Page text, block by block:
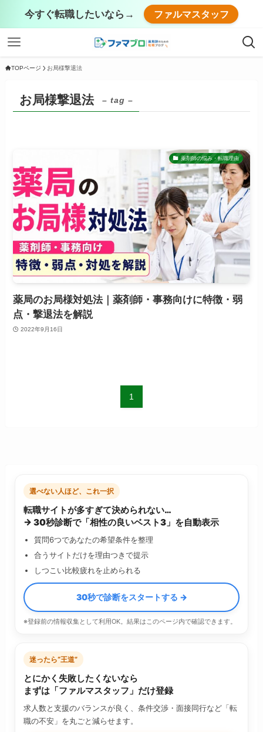
今すぐ転職したいなら→ ファルマスタッフ
TOPページ お局様撃退法
お局様撃退法 – tag –
薬剤師の悩み・転職理由
薬局のお局様対処法｜薬剤師・事務向けに特徴・弱
点・撃退法を解説
2022年9月16日
1
選べない人ほど、これ一択
転職サイトが多すぎて決められない…
→ 30秒診断で「相性の良いベスト3」を自動表示
質問6つであなたの希望条件を整理
合うサイトだけを理由つきで提示
しつこい比較疲れを止められる
30秒で診断をスタートする →
※登録前の情報収集として利用OK。結果はこのページ内で確認できます。
迷ったら“王道”
とにかく失敗したくないなら
まずは「ファルマスタッフ」だけ登録
求人数と支援のバランスが良く、条件交渉・面接同行など「転
職の不安」を丸ごと減らせます。